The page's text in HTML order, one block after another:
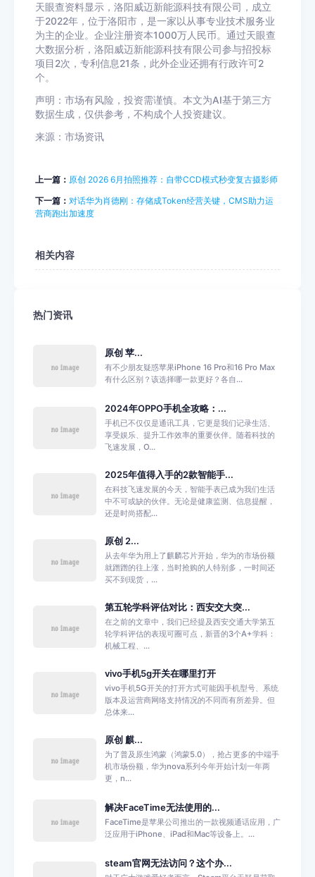
天眼查资料显示，洛阳威迈新能源科技有限公司，成立
于2022年，位于洛阳市，是一家以从事专业技术服务业
为主的企业。企业注册资本1000万人民币。通过天眼查
大数据分析，洛阳威迈新能源科技有限公司参与招投标
项目2次，专利信息21条，此外企业还拥有行政许可2
个。
声明：市场有风险，投资需谨慎。本文为AI基于第三方
数据生成，仅供参考，不构成个人投资建议。
来源：市场资讯
上一篇： 原创 2026 6月拍照推荐：自带CCD模式秒变复古摄影师
下一篇： 对话华为肖德刚：存储成Token经营关键，CMS助力运
营商跑出加速度
相关内容
热门资讯
原创 苹...
有不少朋友疑惑苹果iPhone 16 Pro和16 Pro Max
有什么区别？该选择哪一款更好？各自...
2024年OPPO手机全攻略：...
手机已不仅仅是通讯工具，它更是我们记录生活、
享受娱乐、提升工作效率的重要伙伴。随着科技的
飞速发展，O...
2025年值得入手的2款智能手...
在科技飞速发展的今天，智能手表已成为我们生活
中不可或缺的伙伴。无论是健康监测、信息提醒，
还是时尚搭配...
原创 2...
从去年华为用上了麒麟芯片开始，华为的市场份额
就蹭蹭的往上涨，当时抢购的人特别多，一时间还
买不到现货，...
第五轮学科评估对比：西安交大突...
在之前的文章中，我们已经提及西安交通大学第五
轮学科评估的表现可圈可点，新晋的3个A+学科：
机械工程、...
vivo手机5g开关在哪里打开
vivo手机5G开关的打开方式可能因手机型号、系统
版本及运营商网络支持情况的不同而有所差异。但
总体来...
原创 麒...
为了普及原生鸿蒙（鸿蒙5.0），抢占更多的中端手
机市场份额，华为nova系列今年开始计划一年两
更，n...
解决FaceTime无法使用的...
FaceTime是苹果公司推出的一款视频通话应用，广
泛应用于iPhone、iPad和Mac等设备上。...
steam官网无法访问？这个办...